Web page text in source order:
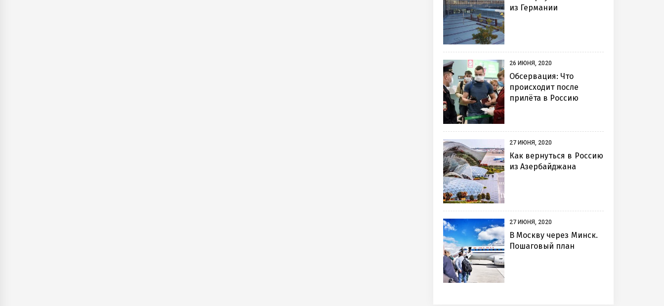
из Германии
26 ИЮНЯ, 2020
Обсервация: Что
происходит после
прилёта в Россию
27 ИЮНЯ, 2020
Как вернуться в Россию
из Азербайджана
27 ИЮНЯ, 2020
В Москву через Минск.
Пошаговый план